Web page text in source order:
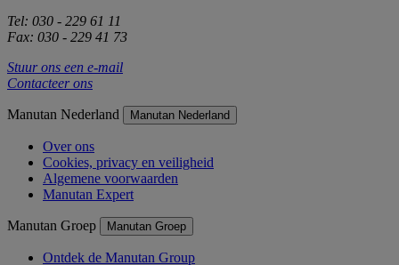
Tel: 030 - 229 61 11
Fax: 030 - 229 41 73
Stuur ons een e-mail
Contacteer ons
Manutan Nederland Manutan Nederland
Over ons
Cookies, privacy en veiligheid
Algemene voorwaarden
Manutan Expert
Manutan Groep Manutan Groep
Ontdek de Manutan Group